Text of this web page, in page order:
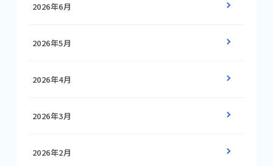
2026年6月
2026年5月
2026年4月
2026年3月
2026年2月